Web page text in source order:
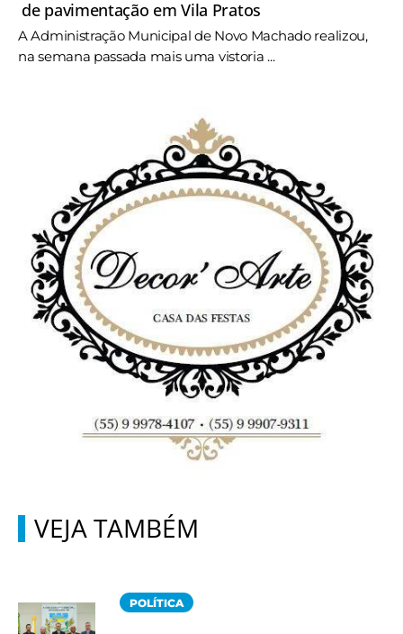
de pavimentação em Vila Pratos
A Administração Municipal de Novo Machado realizou,
na semana passada mais uma vistoria ...
VEJA TAMBÉM
POLÍTICA